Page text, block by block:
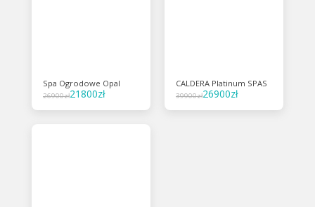
Spa Ogrodowe Opal
26900zł21800zł
CALDERA Platinum SPAS
39900zł26900zł